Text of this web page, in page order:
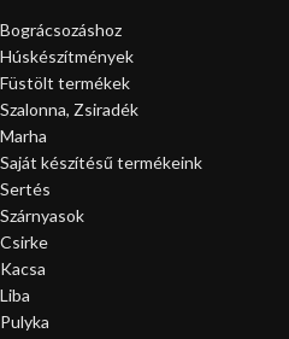
Bográcsozáshoz
Húskészítmények
Füstölt termékek
Szalonna, Zsiradék
Marha
Saját készítésű termékeink
Sertés
Szárnyasok
Csirke
Kacsa
Liba
Pulyka